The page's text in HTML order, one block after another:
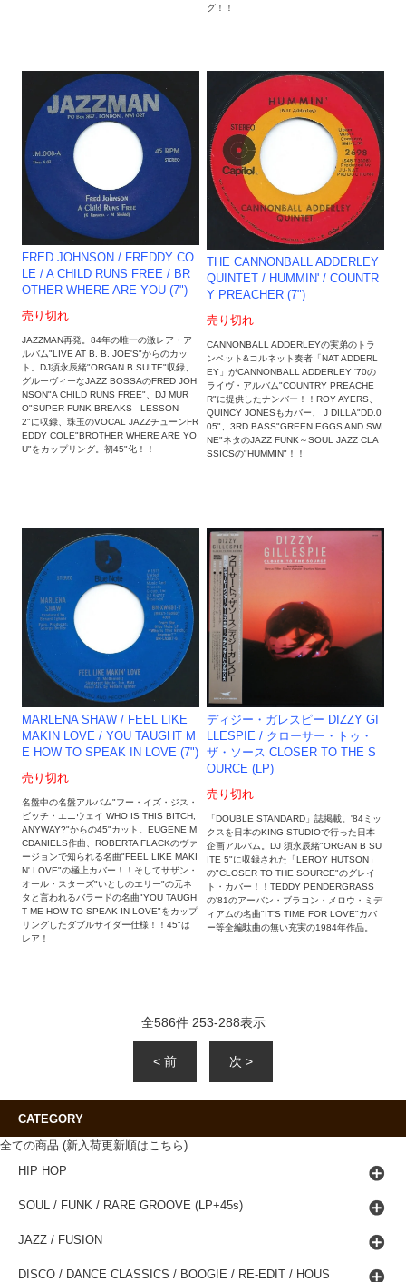
グ！！
FRED JOHNSON / FREDDY CO
LE / A CHILD RUNS FREE / BR
OTHER WHERE ARE YOU (7")
売り切れ
JAZZMAN再発。84年の唯一の激レア・ア
ルバム"LIVE AT B. B. JOE'S"からのカッ
ト。DJ須永辰緒"ORGAN B SUITE"収録、
グルーヴィーなJAZZ BOSSAのFRED JOH
NSON"A CHILD RUNS FREE"、DJ MUR
O"SUPER FUNK BREAKS - LESSON
2"に収録、珠玉のVOCAL JAZZチューンFR
EDDY COLE"BROTHER WHERE ARE YO
U"をカップリング。初45"化！！
THE CANNONBALL ADDERLEY
QUINTET ‎/ HUMMIN' / COUNTR
Y PREACHER (7")
売り切れ
CANNONBALL ADDERLEYの実弟のトラ
ンペット&コルネット奏者「NAT ADDERL
EY」がCANNONBALL ADDERLEY '70の
ライヴ・アルバム"COUNTRY PREACHE
R"に提供したナンバー！！ROY AYERS、
QUINCY JONESもカバー、 J DILLA"DD.0
05"、3RD BASS"GREEN EGGS AND SWI
NE"ネタのJAZZ FUNK～SOUL JAZZ CLA
SSICSの"HUMMIN"！！
MARLENA SHAW ‎/ FEEL LIKE
MAKIN LOVE / YOU TAUGHT M
E HOW TO SPEAK IN LOVE (7")
売り切れ
名盤中の名盤アルバム"フー・イズ・ジス・
ビッチ・エニウェイ WHO IS THIS BITCH,
ANYWAY?"からの45"カット。EUGENE M
CDANIELS作曲、ROBERTA FLACKのヴァ
ージョンで知られる名曲"FEEL LIKE MAKI
N' LOVE"の極上カバー！！そしてサザン・
オール・スターズ"いとしのエリー"の元ネ
タと言われるバラードの名曲"YOU TAUGH
T ME HOW TO SPEAK IN LOVE"をカップ
リングしたダブルサイダー仕様！！45"は
レア！
ディジー・ガレスピー DIZZY GI
LLESPIE / クローサー・トゥ・
ザ・ソース CLOSER TO THE S
OURCE (LP)
売り切れ
「DOUBLE STANDARD」誌掲載。'84ミッ
クスを日本のKING STUDIOで行った日本
企画アルバム。DJ 須永辰緒"ORGAN B SU
ITE 5"に収録された「LEROY HUTSON」
の"CLOSER TO THE SOURCE"のグレイ
ト・カバー！！TEDDY PENDERGRASS
の'81のアーバン・ブラコン・メロウ・ミデ
ィアムの名曲"IT'S TIME FOR LOVE"カバ
ー等全編駄曲の無い充実の1984年作品。
全586件 253-288表示
< 前 次 >
CATEGORY
全ての商品 (新入荷更新順はこちら)
HIP HOP
SOUL / FUNK / RARE GROOVE (LP+45s)
JAZZ / FUSION
DISCO / DANCE CLASSICS / BOOGIE / RE-EDIT / HOUS